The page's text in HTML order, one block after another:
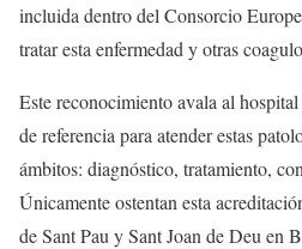
incluida dentro del Consorcio
tratar esta enfermedad y otras
Este reconocimiento avala al
de referencia para atender estas
ámbitos: diagnóstico, tratamiento,
Únicamente ostentan esta
de Sant Pau y Sant Joan de Deu en